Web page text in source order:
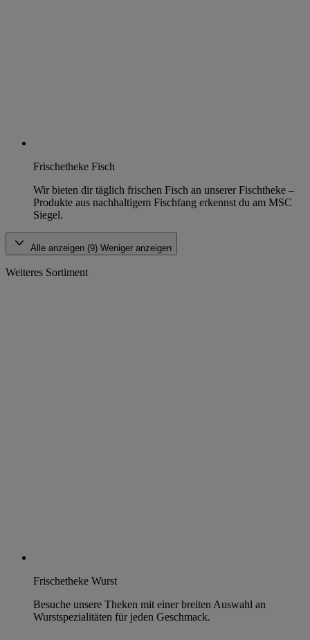
Frischetheke Fisch
Wir bieten dir täglich frischen Fisch an unserer Fischtheke –
Produkte aus nachhaltigem Fischfang erkennst du am MSC
Siegel.
Alle anzeigen (9) Weniger anzeigen
Weiteres Sortiment
Frischetheke Wurst
Besuche unsere Theken mit einer breiten Auswahl an
Wurstspezialitäten für jeden Geschmack.